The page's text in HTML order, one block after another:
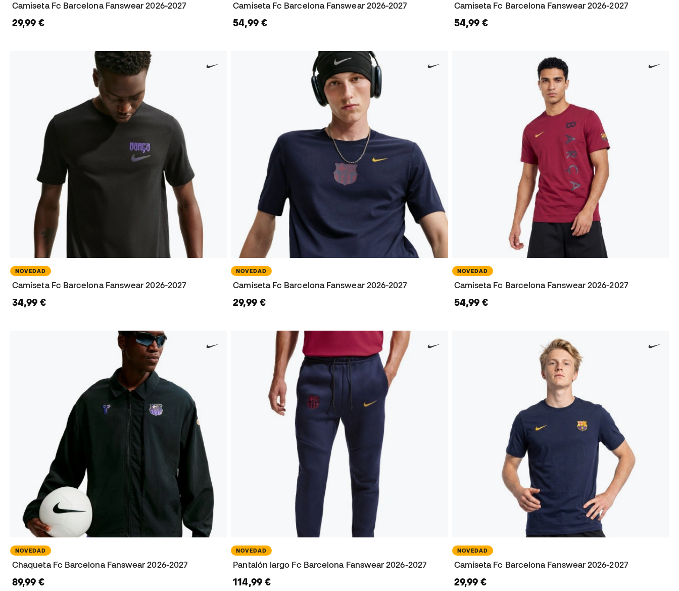
Camiseta Fc Barcelona Fanswear 2026-2027
29,99 €
Camiseta Fc Barcelona Fanswear 2026-2027
54,99 €
Camiseta Fc Barcelona Fanswear 2026-2027
54,99 €
NOVEDAD
Camiseta Fc Barcelona Fanswear 2026-2027
34,99 €
NOVEDAD
Camiseta Fc Barcelona Fanswear 2026-2027
29,99 €
NOVEDAD
Camiseta Fc Barcelona Fanswear 2026-2027
54,99 €
NOVEDAD
Chaqueta Fc Barcelona Fanswear 2026-2027
89,99 €
NOVEDAD
Pantalón largo Fc Barcelona Fanswear 2026-2027
114,99 €
NOVEDAD
Camiseta Fc Barcelona Fanswear 2026-2027
29,99 €